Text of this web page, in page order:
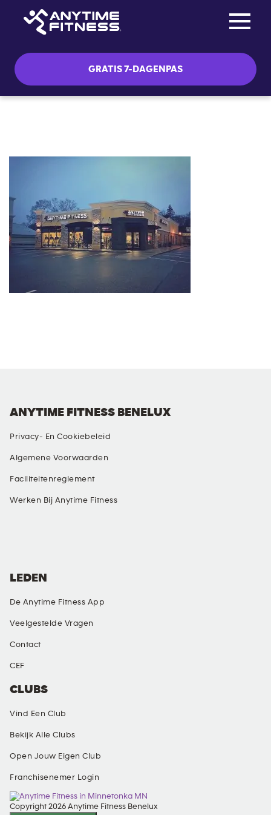
GRATIS 7-DAGENPAS
ANYTIME FITNESS BENELUX
Privacy- En Cookiebeleid
Algemene Voorwaarden
Faciliteitenreglement
Werken Bij Anytime Fitness
CLUBS
Vind Een Club
Bekijk Alle Clubs
Open Jouw Eigen Club
Franchisenemer Login
LEDEN
De Anytime Fitness App
Veelgestelde Vragen
Contact
CEF
Copyright 2026 Anytime Fitness Benelux